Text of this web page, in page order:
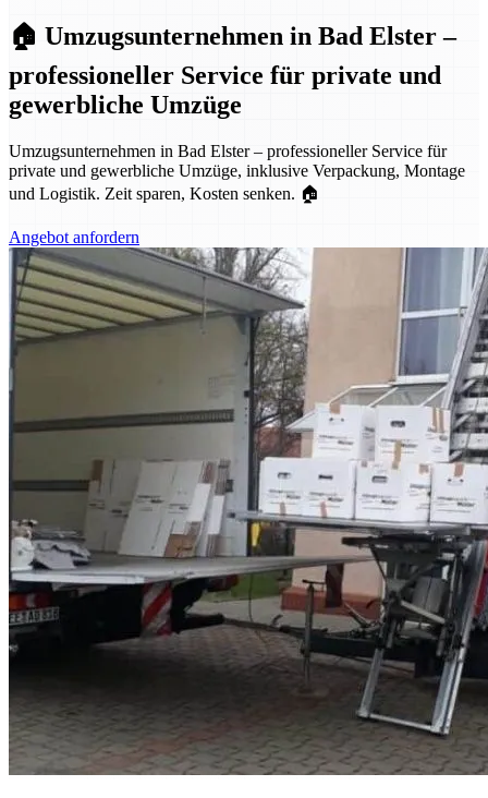
🏠 Umzugsunternehmen in Bad Elster –
professioneller Service für private und
gewerbliche Umzüge
Umzugsunternehmen in Bad Elster – professioneller Service für
private und gewerbliche Umzüge, inklusive Verpackung, Montage
und Logistik. Zeit sparen, Kosten senken. 🏠
Angebot anfordern